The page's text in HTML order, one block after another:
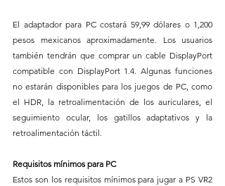
El adaptador para PC costará 59,99 dólares o 1,200
pesos mexicanos aproximadamente. Los usuarios
también tendrán que comprar un cable DisplayPort
compatible con DisplayPort 1.4. Algunas funciones
no estarán disponibles para los juegos de PC, como
el HDR, la retroalimentación de los auriculares, el
seguimiento ocular, los gatillos adaptativos y la
retroalimentación táctil.
Requisitos mínimos para PC
Estos son los requisitos mínimos para jugar a PS VR2